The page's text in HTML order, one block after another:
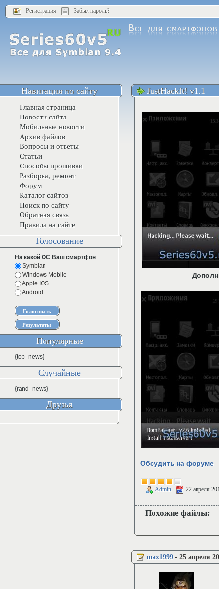
Регистрация Забыл пароль?
JustHackIt! v1.1
Обсудить на форуме
Admin 22 апреля
Похожие файлы:
max1999 - 25 апреля
Навигация по сайту
Главная страница
Новости сайта
Мобильные новости
Архив файлов
Вопросы и ответы
Статьи
Способы прошивки
Разборка, ремонт
Форум
Каталог сайтов
Поиск по сайту
Обратная связь
Правила на сайте
Голосование
На какой ОС Ваш смартфон
Symbian
Windows Mobile
Apple IOS
Android
Популярные
{top_news}
Случайные
{rand_news}
Друзья